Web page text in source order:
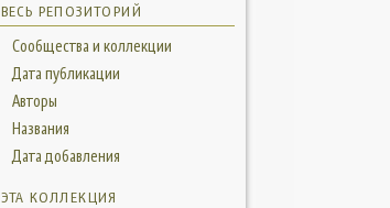
ВЕСЬ РЕПОЗИТОРИЙ
Сообщества и коллекции
Дата публикации
Авторы
Названия
Дата добавления
ЭТА КОЛЛЕКЦИЯ